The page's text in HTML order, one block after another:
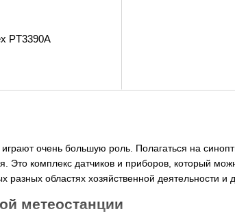
очень большую роль. Полагаться на
комплекс датчиков и приборов, который
областях хозяйственной деятельности и
метеостанции
PT3390A